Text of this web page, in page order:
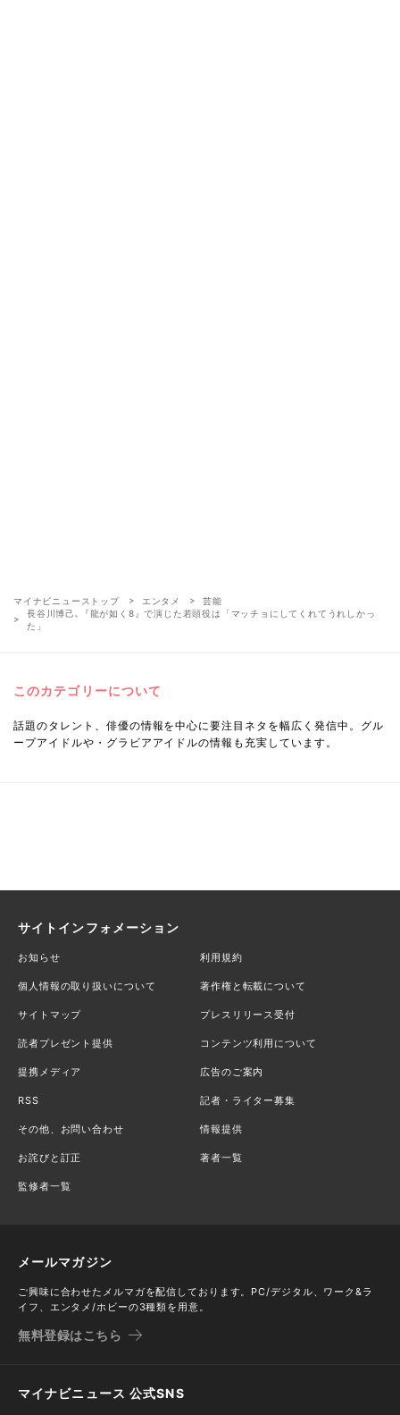
マイナビニューストップ エンタメ
芸能
長谷川博己､『龍が如く8』で演じた若頭役は「マッチョにしてくれてうれしかっ
た」
このカテゴリーについて
話題のタレント、俳優の情報を中心に要注目ネタを幅広く発信中。グル
ープアイドルや・グラビアアイドルの情報も充実しています。
サイトインフォメーション
お知らせ 利用規約
個人情報の取り扱いについて 著作権と転載について
サイトマップ プレスリリース受付
読者プレゼント提供 コンテンツ利用について
提携メディア 広告のご案内
RSS 記者・ライター募集
その他、お問い合わせ 情報提供
お詫びと訂正 著者一覧
監修者一覧
メールマガジン
ご興味に合わせたメルマガを配信しております。PC/デジタル、ワーク&ラ
イフ、エンタメ/ホビーの3種類を用意。
無料登録はこちら
マイナビニュース 公式SNS